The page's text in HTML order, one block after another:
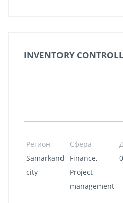
INVENTORY
Регион Сфера
Samarkand
city
Finance,
Project
management